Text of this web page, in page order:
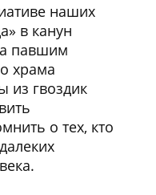
наших
в канун
павшим
храма
из гвоздик
о тех, кто